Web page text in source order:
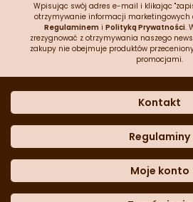
Wpisując swój adres e-mail i klikając
otrzymywanie informacji marketingowych
Regulaminem i Polityką Prywatności.
zrezygnować z otrzymywania naszego
zakupy nie obejmuje produktów
promocjami.
Kontakt
Dane kontaktowe
Często zadawane
Sklep
Formularz
Blog
Regulaminy
Polityka
Polityka cookies
Moje konto